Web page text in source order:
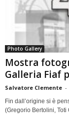
Photo Gallery
Mostra
Galleria Fiaf
Salvatore Clemente -
Fin dall’origine si è
(Gregorio Bertolini, Toti